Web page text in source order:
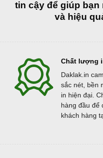
tin cậy để giúp
và hiệu
Chất lượng
Daklak.in
sắc nét, bền
in hiện đại.
hàng đầu để
khách hàng